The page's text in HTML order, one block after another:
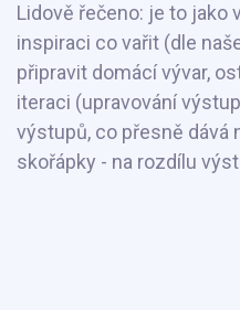
Lidově řečeno: je to jako
inspiraci co vařit (dle
připravit domácí vývar,
iteraci (upravování
výstupů, co přesně dává
skořápky - na rozdílu